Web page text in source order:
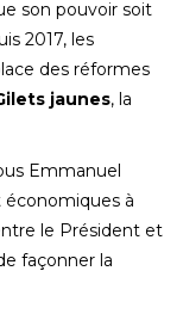
son pouvoir soit
2017, les
des réformes
jaunes, la
Emmanuel
économiques à
le Président et
façonner la